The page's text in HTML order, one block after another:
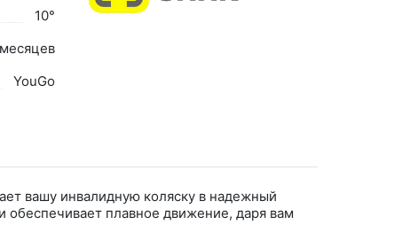
10°
YouGo
вашу инвалидную коляску в надежный
обеспечивает плавное движение, даря вам